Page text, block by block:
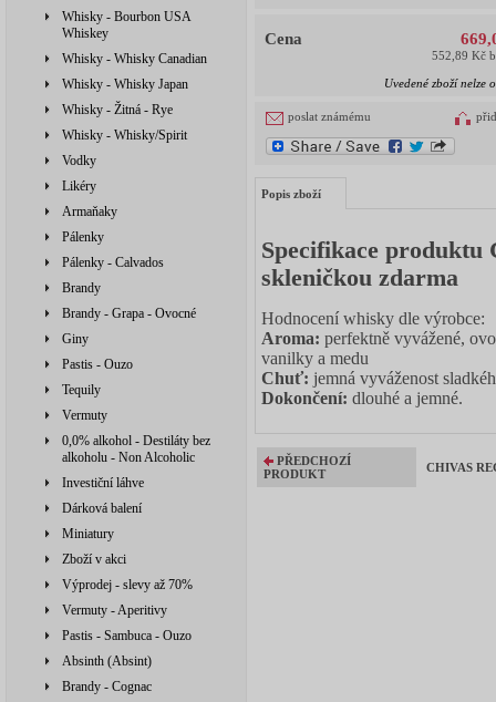
Whisky - Bourbon USA
Whiskey
Whisky - Whisky Canadian
Whisky - Whisky Japan
Whisky - Žitná - Rye
Whisky - Whisky/Spirit
Vodky
Likéry
Armaňaky
Pálenky
Pálenky - Calvados
Brandy
Brandy - Grapa - Ovocné
Giny
Pastis - Ouzo
Tequily
Vermuty
0,0% alkohol - Destiláty bez
alkoholu - Non Alcoholic
Investiční láhve
Dárková balení
Miniatury
Zboží v akci
Výprodej - slevy až 70%
Vermuty - Aperitivy
Pastis - Sambuca - Ouzo
Absinth (Absint)
Brandy - Cognac
Cena
552,89 Kč
Uvedené zboží nelze
poslat známému
Popis zboží
Specifikace produktu
skleničkou zdarma
Hodnocení whisky dle výrobce:
Aroma: perfektně vyvážené,
vanilky a medu
Chuť: jemná vyváženost
Dokončení: dlouhé a jemné.
PŘEDCHOZÍ
PRODUKT
CHIVAS